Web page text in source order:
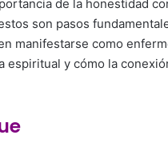
de la honestidad
son pasos
manifestarse como
espiritual y cómo la